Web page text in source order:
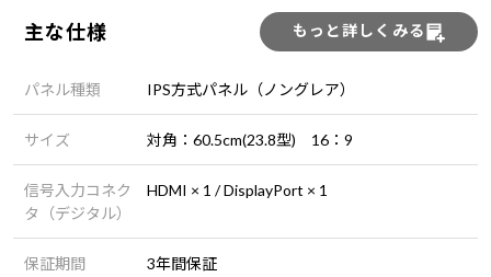
主な仕様 もっと詳しくみる
パネル種類 IPS方式パネル（ノングレア）
サイズ 対角：60.5cm(23.8型) 16：9
信号入力コネク
タ（デジタル）
HDMI × 1 / DisplayPort × 1
保証期間 3年間保証